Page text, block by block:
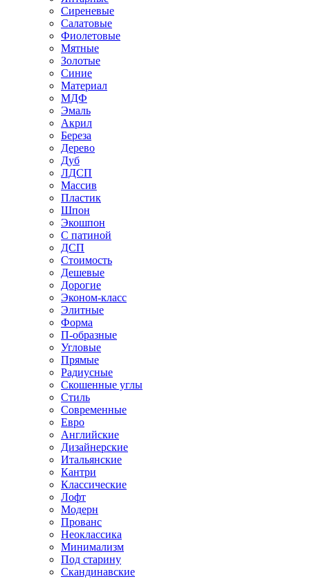
Сиреневые
Салатовые
Фиолетовые
Мятные
Золотые
Синие
Материал
МДФ
Эмаль
Акрил
Береза
Дерево
Дуб
ЛДСП
Массив
Пластик
Шпон
Экошпон
С патиной
ДСП
Стоимость
Дешевые
Дорогие
Эконом-класс
Элитные
Форма
П-образные
Угловые
Прямые
Радиусные
Скошенные углы
Стиль
Современные
Евро
Английские
Дизайнерские
Итальянские
Кантри
Классические
Лофт
Модерн
Прованс
Неоклассика
Минимализм
Под старину
Скандинавские